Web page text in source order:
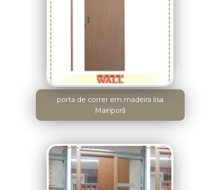
porta de correr em madeira lisa
Mairiporã